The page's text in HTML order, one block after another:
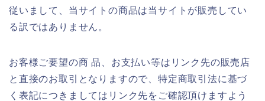
従いまして、当サイトの商品は当サイトが販売してい
る訳ではありません。
お客様ご要望の商 品、お支払い等はリンク先の販売店
と直接のお取引となりますので、特定商取引法に基づ
く表記につきましてはリンク先をご確認頂けますよう